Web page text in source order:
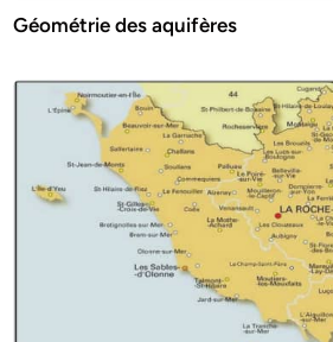
Géométrie des aquifères